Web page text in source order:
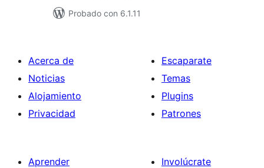
Probado con 6.1.11
Acerca de
Noticias
Alojamiento
Privacidad
Escaparate
Temas
Plugins
Patrones
Aprender
Involúcrate